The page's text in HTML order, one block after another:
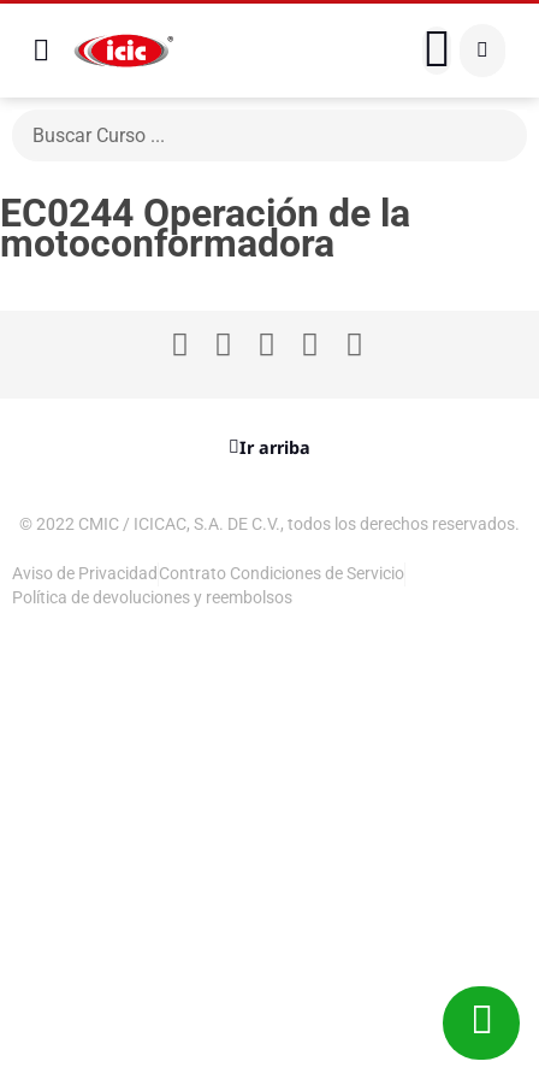
EC0244 Operación de la
motoconformadora
Ir arriba
© 2022 CMIC / ICICAC, S.A. DE C.V., todos los derechos reservados.
Aviso de Privacidad Contrato Condiciones de Servicio
Política de devoluciones y reembolsos